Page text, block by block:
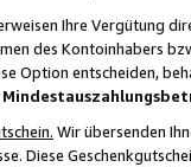
Ihre Vergütung
des Kontoinhabers
Option entscheiden,
Wir übersenden
Diese